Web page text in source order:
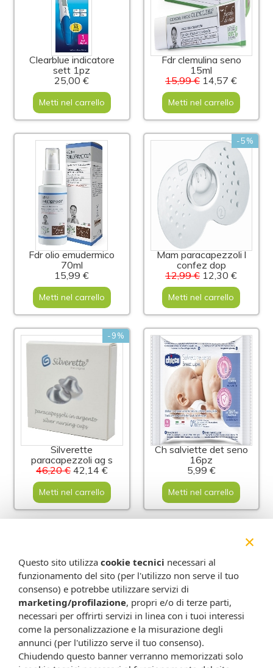
Clearblue indicatore
sett 1pz
25,00 €
Metti nel carrello
Fdr clemulina seno
15ml
15,99 € 14,57 €
Metti nel carrello
Fdr olio emudermico
70ml
15,99 €
Metti nel carrello
-5%
Mam paracapezzoli l
confez dop
12,99 € 12,30 €
Metti nel carrello
-9%
Silverette
paracapezzoli ag s
46,20 €42,14 €
Metti nel carrello
Ch salviette det seno
16pz
5,99 €
Metti nel carrello
Mam paracapezzoli s
confez dop
12,99 €
Mam tiralatte manuale
49,99 €48,86 €
×
Questo sito utilizza cookie tecnici necessari al
funzionamento del sito (per l'utilizzo non serve il tuo
consenso) e potrebbe utilizzare servizi di
marketing/profilazione, propri e/o di terze parti,
necessari per offrirti servizi in linea con i tuoi interessi
come la personalizzazione e la misurazione degli
annunci (per l'utilizzo serve il tuo consenso).
Chiudendo questo banner verranno memorizzati solo